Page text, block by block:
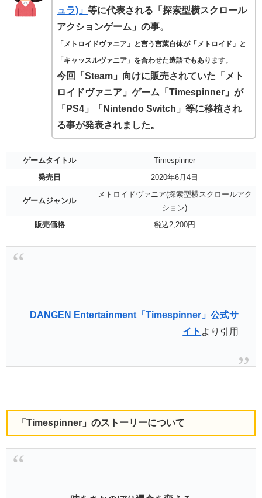
ュラ)」等に代表される「探索型横スクロール
アクションゲーム」の事。
「メトロイドヴァニア」と言う言葉自体が「メトロイド」と
「キャッスルヴァニア」を合わせた造語でもあります。
今回「Steam」向けに販売されていた「メト
ロイドヴァニア」ゲーム「Timespinner」が
「PS4」「Nintendo Switch」等に移植され
る事が発表されました。
ゲームタイトル
Timespinner
発売日
2020年6月4日
ゲームジャンル
メトロイドヴァニア(探索型横スクロールアク
ション)
販売価格
税込2,200円
DANGEN Entertainment「Timespinner」公式サ
イト より引用
「Timespinner」のストーリーについて